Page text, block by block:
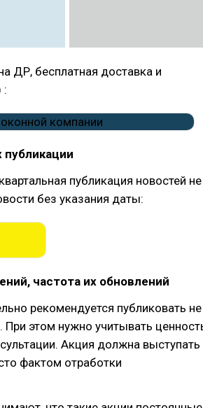
ДР, бесплатная доставка и
:
публикации
публикация новостей не
без указания даты:
частота их обновлений
рекомендуется публиковать не
этом нужно учитывать
Акция должна выступать
фактом отработки